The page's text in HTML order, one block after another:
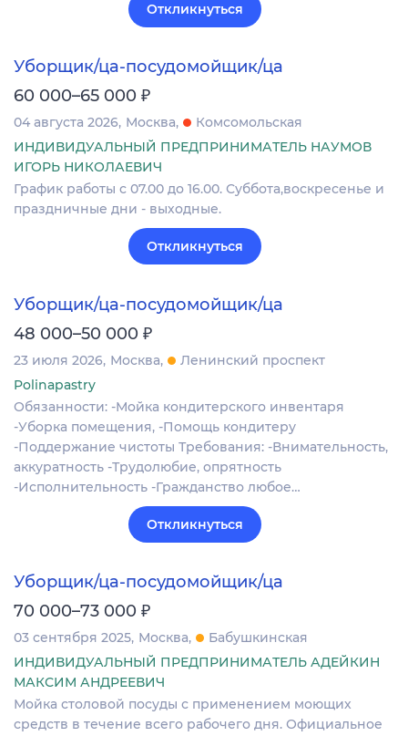
Откликнуться
Уборщик/ца-посудомойщик/ца
60 000–65 000 ₽
04 августа 2026 Москва
Комсомольская
ИНДИВИДУАЛЬНЫЙ ПРЕДПРИНИМАТЕЛЬ НАУМОВ
ИГОРЬ НИКОЛАЕВИЧ
График работы с 07.00 до 16.00. Суббота,воскресенье и
праздничные дни - выходные.
Откликнуться
Уборщик/ца-посудомойщик/ца
48 000–50 000 ₽
23 июля 2026 Москва
Ленинский проспект
Polinapastry
Обязанности: -Мойка кондитерского инвентаря
-Уборка помещения, -Помощь кондитеру
-Поддержание чистоты Требования: -Внимательность,
аккуратность -Трудолюбие, опрятность
-Исполнительность -Гражданство любое…
Откликнуться
Уборщик/ца-посудомойщик/ца
70 000–73 000 ₽
03 сентября 2025 Москва
Бабушкинская
ИНДИВИДУАЛЬНЫЙ ПРЕДПРИНИМАТЕЛЬ АДЕЙКИН
МАКСИМ АНДРЕЕВИЧ
Мойка столовой посуды с применением моющих
средств в течение всего рабочего дня. Официальное